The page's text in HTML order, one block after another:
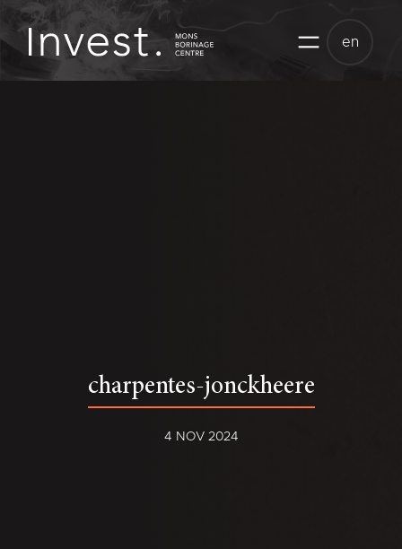
Skip
content
en
charpentes-jonckheere
4 NOV 2024